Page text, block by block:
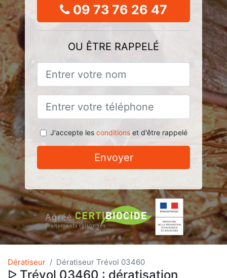
09 73 76 26 47
OU ÊTRE RAPPELÉ
J'accepte les conditionset d'être rappelé
Envoyer
Dératiseur Dératiseur Trévol 03460
ᐅ Trévol 03460 : dératisation